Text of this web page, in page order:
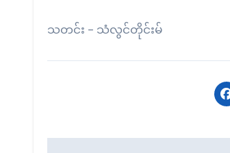
သတင်း – သံလွင်တိုင်းမ်